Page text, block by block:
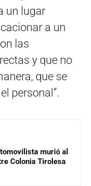
un lugar
a un
las
y que no
que se
personal”.
murió al
Colonia Tirolesa